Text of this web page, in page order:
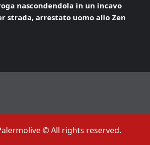
nascondendola in un incavo
strada, arrestato uomo allo Zen
© All rights reserved.